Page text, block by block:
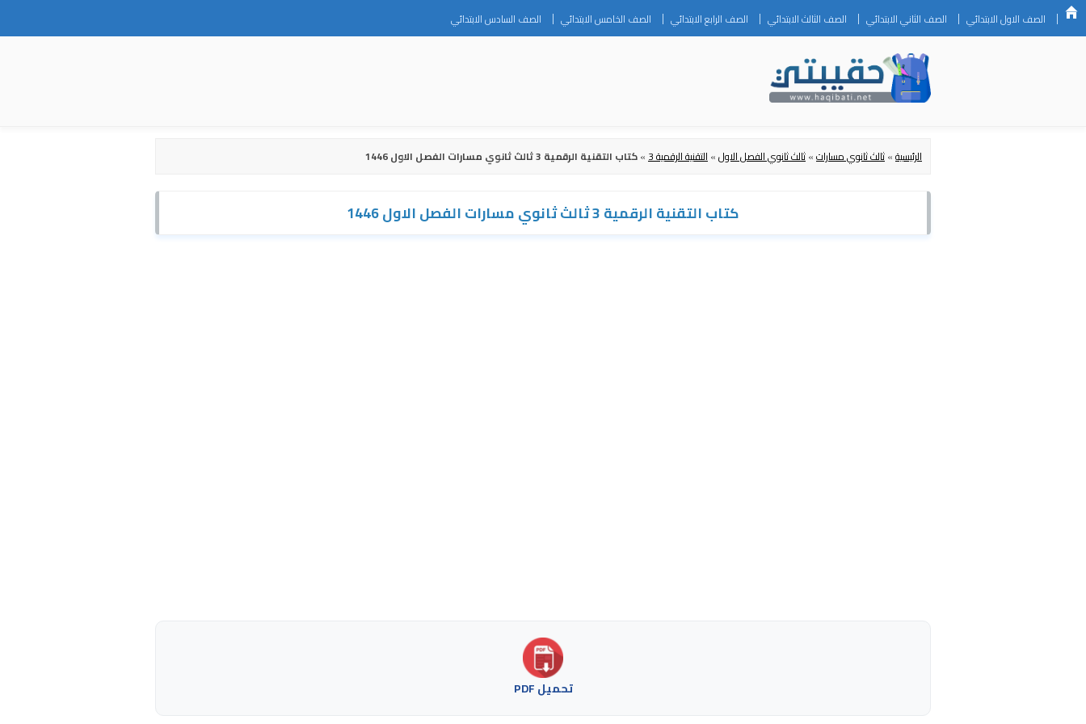
Skip
to
الصف الاول الابتدائي الصف الثاني الابتدائي الصف الثالث الابتدائي الصف الرابع الابتدائي الصف الخامس الابتدائي الصف السادس الابتدائي
الرئيسية»ثالث ثانوي مسارات»ثالث ثانوي الفصل الاول»التقنية الرقمية 3 »كتاب التقنية الرقمية 3 ثالث ثانوي مسارات الفصل الاول 1446
كتاب التقنية الرقمية 3 ثالث ثانوي مسارات الفصل الاول 1446
تحميل PDF